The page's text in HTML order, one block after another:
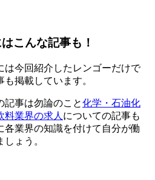
こんな記事も！
は今回紹介したレンゴーだけで
掲載しています。
記事は勿論のこと化学・石油化
料業界の求人 についての記事も
各業界の知識を付けて自分が働
ょう。